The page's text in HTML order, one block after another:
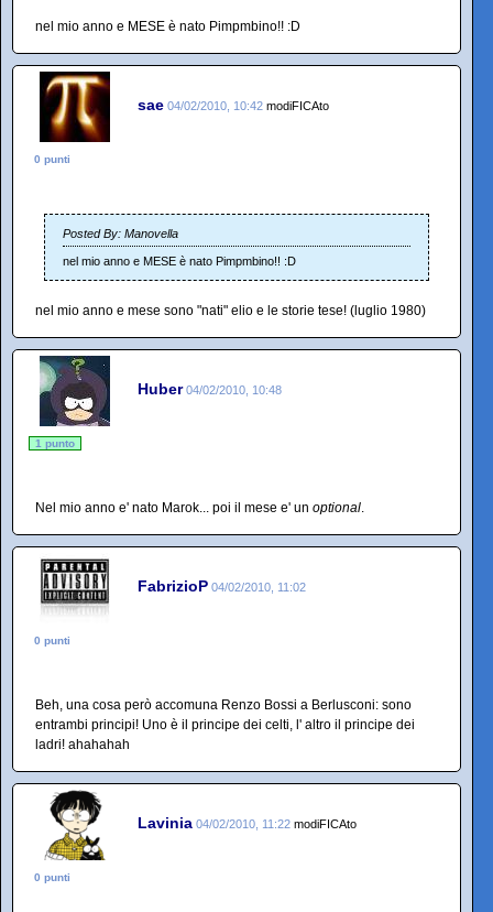
nel mio anno e MESE è nato Pimpmbino!! :D
sae 04/02/2010, 10:42 modiFICAto
0 punti
Posted By: Manovella
nel mio anno e MESE è nato Pimpmbino!! :D
nel mio anno e mese sono "nati" elio e le storie tese! (luglio 1980)
Huber 04/02/2010, 10:48
1 punto
Nel mio anno e' nato Marok... poi il mese e' un optional.
FabrizioP 04/02/2010, 11:02
0 punti
Beh, una cosa però accomuna Renzo Bossi a Berlusconi: sono
entrambi principi! Uno è il principe dei celti, l' altro il principe dei
ladri! ahahahah
Lavinia 04/02/2010, 11:22 modiFICAto
0 punti